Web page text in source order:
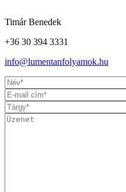
Timár Benedek
+36 30 394 3331
info@lumentanfolyamok.hu